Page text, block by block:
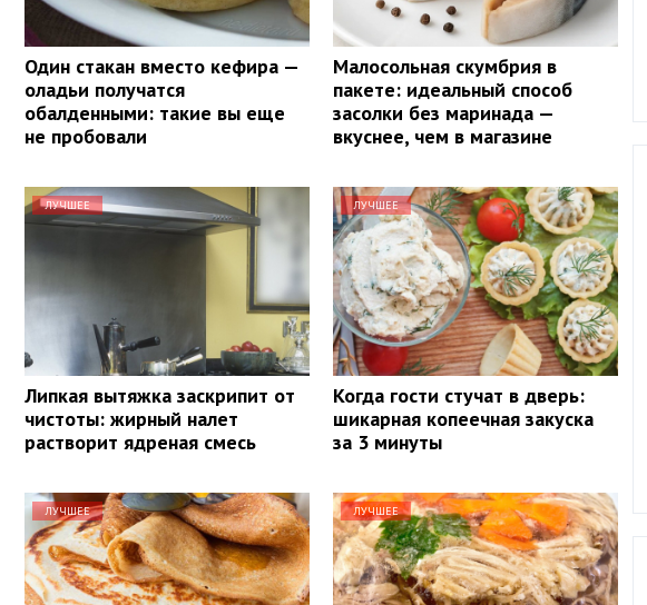
Один стакан вместо кефира —
оладьи получатся
обалденными: такие вы еще
не пробовали
Малосольная скумбрия в
пакете: идеальный способ
засолки без маринада —
вкуснее, чем в магазине
ЛУЧШЕЕ
Липкая вытяжка заскрипит от
чистоты: жирный налет
растворит ядреная смесь
ЛУЧШЕЕ
Когда гости стучат в дверь:
шикарная копеечная закуска
за 3 минуты
ЛУЧШЕЕ ЛУЧШЕЕ